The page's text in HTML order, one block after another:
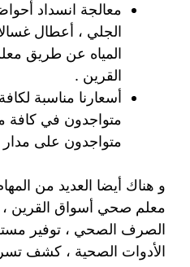
معالجة انسداد
الجلي ، أعطال
المياه عن طريق
القرين .
أسعارنا مناسبة
متواجدون في كافة
متواجدون على مدار 24 ساعة .
و هناك أيضا العديد من
معلم صحي أسواق القرين ،
الصرف الصحي ، توفير
الأدوات الصحية ، كشف